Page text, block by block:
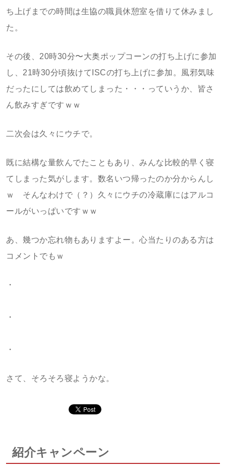
ち上げまでの時間は生協の職員休憩室を借りて休みまし
た。
その後、20時30分〜大奥ポップコーンの打ち上げに参加
し、21時30分頃抜けてISCの打ち上げに参加。風邪気味
だったにしては飲めてしまった・・・っていうか、皆さ
ん飲みすぎですｗｗ
二次会は久々にウチで。
既に結構な量飲んでたこともあり、みんな比較的早く寝
てしまった気がします。数名いつ帰ったのか分からんし
ｗ そんなわけで（？）久々にウチの冷蔵庫にはアルコ
ールがいっぱいですｗｗ
あ、幾つか忘れ物もありますよー。心当たりのある方は
コメントでもｗ
・
・
・
さて、そろそろ寝ようかな。
紹介キャンペーン